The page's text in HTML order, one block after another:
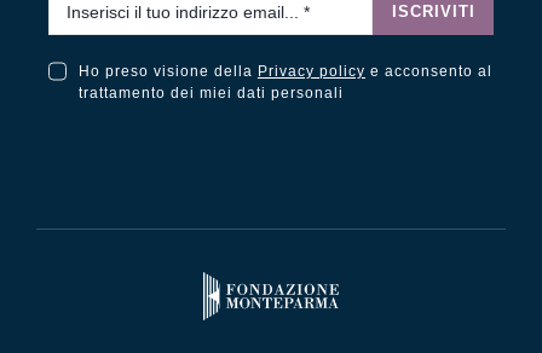
ISCRIVITI
Ho preso visione della Privacy policy e acconsento al
trattamento dei miei dati personali